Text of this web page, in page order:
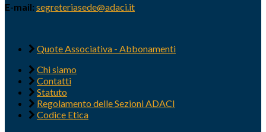
E-mail: segreteriasede@adaci.it
Quote Associativa - Abbonamenti
Chi siamo
Contatti
Statuto
Regolamento delle Sezioni ADACI
Codice Etica